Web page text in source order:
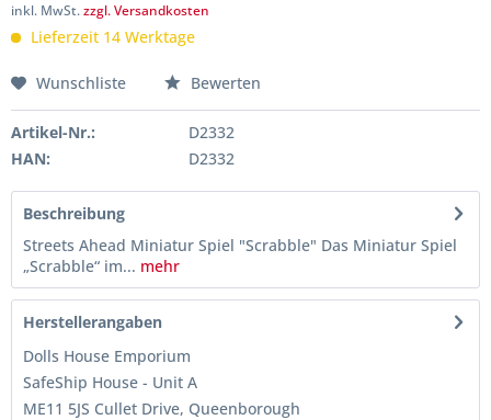
inkl. MwSt.zzgl. Versandkosten
Lieferzeit 14 Werktage
Wunschliste Bewerten
Artikel-Nr.:
D2332
HAN:
D2332
Beschreibung
Streets Ahead Miniatur Spiel "Scrabble" Das Miniatur Spiel
„Scrabble“ im... mehr
Herstellerangaben
Dolls House Emporium
SafeShip House - Unit A
ME11 5JS Cullet Drive, Queenborough